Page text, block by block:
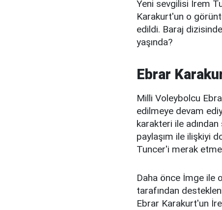
Yeni sevgilisi İrem
Karakurt'un o
edildi. Baraj
yaşında?
Ebrar
Milli Voleybolcu
edilmeye devam
karakteri ile adından
paylaşım ile ilişkiyi
Tuncer'i merak
Daha önce İmge ile
tarafından
Ebrar Karakurt'un